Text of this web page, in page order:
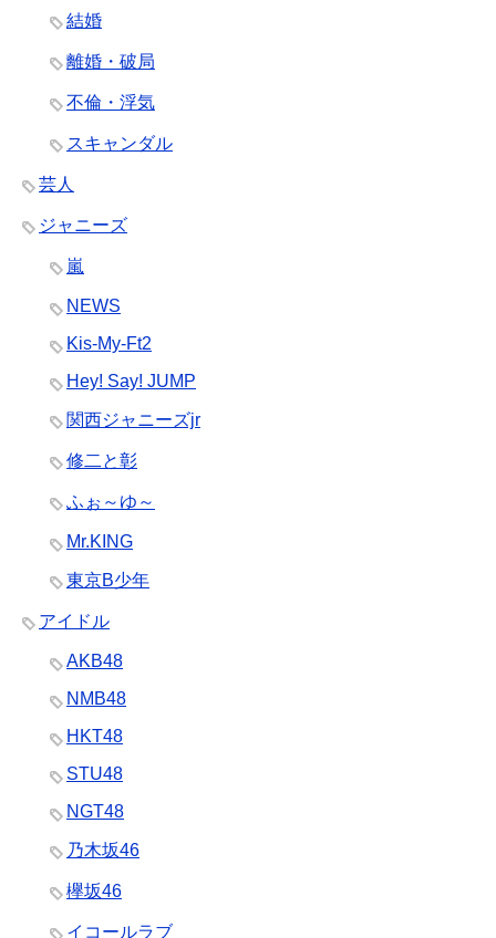
結婚
離婚・破局
不倫・浮気
スキャンダル
芸人
ジャニーズ
嵐
NEWS
Kis-My-Ft2
Hey! Say! JUMP
関西ジャニーズjr
修二と彰
ふぉ～ゆ～
Mr.KING
東京B少年
アイドル
AKB48
NMB48
HKT48
STU48
NGT48
乃木坂46
欅坂46
イコールラブ